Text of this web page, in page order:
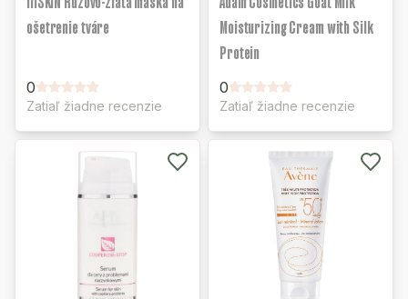
ošetrenie tváre
0
Zatiaľ žiadne recenzie
Moisturizing Cream with Silk
Protein
0
Zatiaľ žiadne recenzie